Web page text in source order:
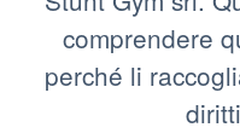
comprendere
perché li